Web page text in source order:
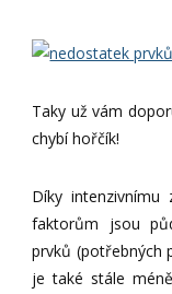
Taky už vám
chybí hořčík!
Díky intenzivnímu
faktorům jsou
prvků (potřebných
je také stále